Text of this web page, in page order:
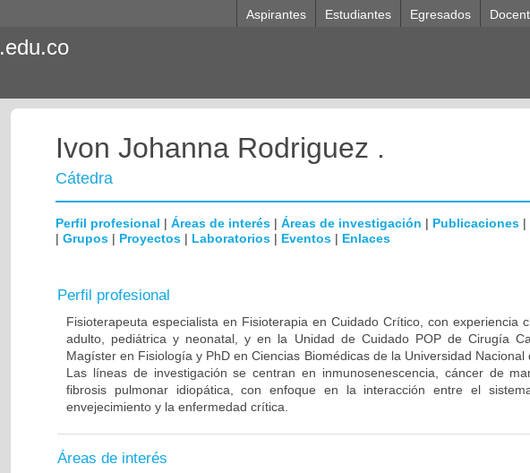
Aspirantes Estudiantes Egresados
Ivon Johanna Rodriguez .
Cátedra
Perfil profesional | Áreas de interés | Áreas de investigación | Publicaciones |
| Grupos | Proyectos | Laboratorios | Eventos | Enlaces
Perfil profesional
Fisioterapeuta especialista en Fisioterapia en Cuidado Crítico, con experiencia
adulto, pediátrica y neonatal, y en la Unidad de Cuidado POP de Cirugía
Magíster en Fisiología y PhD en Ciencias Biomédicas de la Universidad Nacional
Las líneas de investigación se centran en inmunosenescencia, cáncer de
fibrosis pulmonar idiopática, con enfoque en la interacción entre el
envejecimiento y la enfermedad crítica.
Áreas de interés